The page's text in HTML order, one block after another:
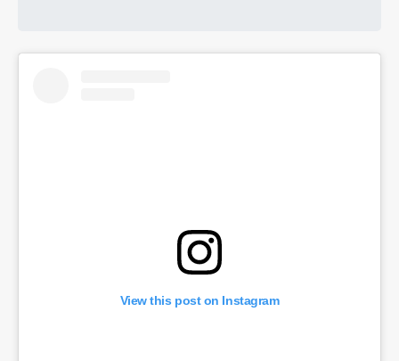
View this post on Instagram